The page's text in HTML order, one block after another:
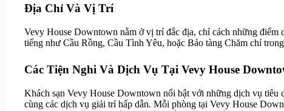
Địa Chỉ Và Vị Trí
Vevy House Downtown nằm ở vị trí đắc địa, chỉ cách những điểm
tiếng như Cầu Rồng, Cầu Tình Yêu, hoặc Bảo tàng Chăm chỉ
Các Tiện Nghi Và Dịch Vụ Tại Vevy House
Khách sạn Vevy House Downtown nổi bật với những dịch vụ tiêu
cùng các dịch vụ giải trí hấp dẫn. Mỗi phòng tại Vevy House